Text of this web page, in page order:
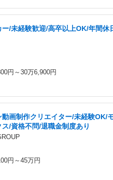
/未経験歓迎/高卒以上OK/年間休
円～30万6,900円
画制作クリエイター/未経験OK/
/資格不問/退職金制度あり
円～45万円